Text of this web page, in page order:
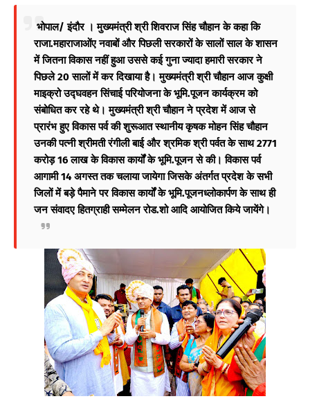
भोपाल/ इंदौर । मुख्यमंत्री श्री शिवराज सिंह चौहान के कहा कि
राजा.महाराजाओंए नवाबों और पिछली सरकारों के सालों साल के शासन
में जितना विकास नहीं हुआ उससे कई गुना ज्यादा हमारी सरकार ने
पिछले 20 सालों में कर दिखाया है। मुख्यमंत्री श्री चौहान आज कुक्षी
माइक्रो उद्घवहन सिंचाई परियोजना के भूमि.पूजन कार्यक्रम को
संबोधित कर रहे थे।मुख्यमंत्री श्री चौहान ने प्रदेश में आज से
प्रारंभ हुए विकास पर्व की शुरूआत स्थानीय कृषक मोहन सिंह चौहान
उनकी पत्नी श्रीमती रंगीली बाई और श्रमिक श्री पर्वत के साथ 2771
करोड़ 16 लाख के विकास कार्यों के भूमि.पूजन से की। विकास पर्व
आगामी 14 अगस्त तक चलाया जायेगा जिसके अंतर्गत प्रदेश के सभी
जिलों में बड़े पैमाने पर विकास कार्यों के भूमि.पूजनध्लोकार्पण के साथ ही
जन संवादए हितग्राही सम्मेलन रोड.शो आदि आयोजित किये जायेंगे।